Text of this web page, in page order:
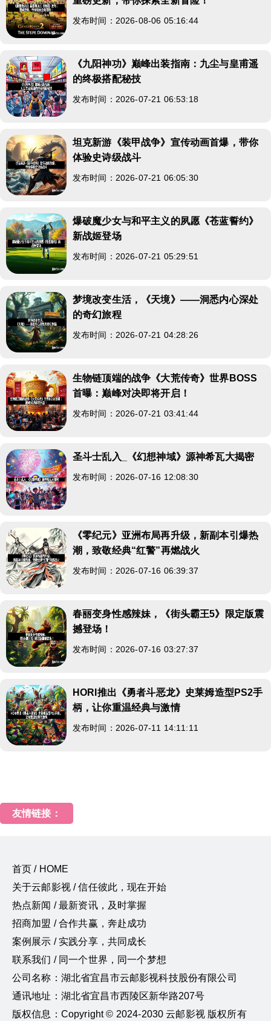
发布时间：2026-08-06 05:16:44
《九阳神功》巅峰出装指南：九尘与皇甫遥
的终极搭配秘技
发布时间：2026-07-21 06:53:18
坦克新游《装甲战争》宣传动画首爆，带你
体验史诗级战斗
发布时间：2026-07-21 06:05:30
爆破魔少女与和平主义的夙愿《苍蓝誓约》
新战姬登场
发布时间：2026-07-21 05:29:51
梦境改变生活，《天境》——洞悉内心深处
的奇幻旅程
发布时间：2026-07-21 04:28:26
生物链顶端的战争《大荒传奇》世界BOSS
首曝：巅峰对决即将开启！
发布时间：2026-07-21 03:41:44
圣斗士乱入_《幻想神域》源神希瓦大揭密
发布时间：2026-07-16 12:08:30
《零纪元》亚洲布局再升级，新副本引爆热
潮，致敬经典“红警”再燃战火
发布时间：2026-07-16 06:39:37
春丽变身性感辣妹，《街头霸王5》限定版震
撼登场！
发布时间：2026-07-16 03:27:37
HORI推出《勇者斗恶龙》史莱姆造型PS2手
柄，让你重温经典与激情
发布时间：2026-07-11 14:11:11
友情链接：
首页 / HOME
关于云邮影视 / 信任彼此，现在开始
热点新闻 / 最新资讯，及时掌握
招商加盟 / 合作共赢，奔赴成功
案例展示 / 实践分享，共同成长
联系我们 / 同一个世界，同一个梦想
公司名称：湖北省宜昌市云邮影视科技股份有限公司
通讯地址：湖北省宜昌市西陵区新华路207号
版权信息：Copyright © 2024-2030 云邮影视 版权所有